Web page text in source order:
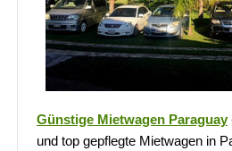
Günstige Mietwagen Paraguay
und top gepflegte Mietwagen in